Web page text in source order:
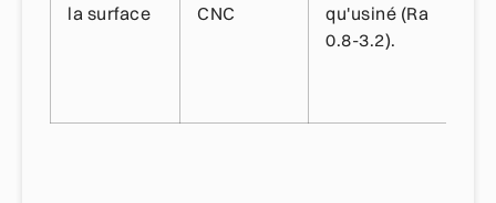
la surface
CNC
qu'usiné (Ra
0.8-3.2).